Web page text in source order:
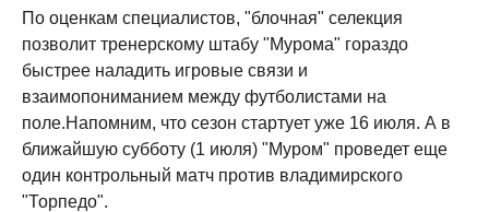
По оценкам специалистов, "блочная" селекция
позволит тренерскому штабу "Мурома" гораздо
быстрее наладить игровые связи и
взаимопониманием между футболистами на
поле.Напомним, что сезон стартует уже 16 июля. А в
ближайшую субботу (1 июля) "Муром" проведет еще
один контрольный матч против владимирского
"Торпедо".